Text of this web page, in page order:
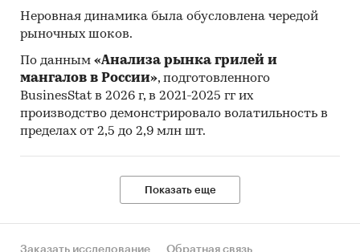
Неровная динамика была обусловлена чередой
рыночных шоков.
По данным «Анализа рынка грилей и
мангалов в России», подготовленного
BusinesStat в 2026 г, в 2021-2025 гг их
производство демонстрировало волатильность в
пределах от 2,5 до 2,9 млн шт.
Показать еще
Заказать исследование Обратная связь